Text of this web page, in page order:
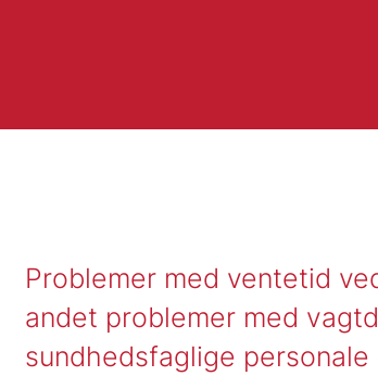
Problemer med ventetid
andet problemer med
sundhedsfaglige personale